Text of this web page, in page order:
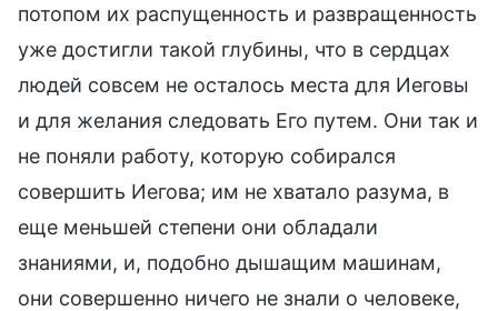
потопом их распущенность и развращенность
уже достигли такой глубины, что в сердцах
людей совсем не осталось места для Иеговы
и для желания следовать Его путем. Они так и
не поняли работу, которую собирался
совершить Иегова; им не хватало разума, в
еще меньшей степени они обладали
знаниями, и, подобно дышащим машинам,
они совершенно ничего не знали о человеке,